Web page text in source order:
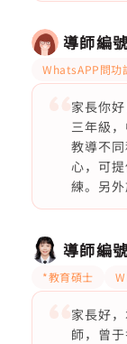
導師編
WhatsAPP問功
家長你
三年級
教導不
心，可
練。另外
導師編
*教育碩士
家長好
師，曾